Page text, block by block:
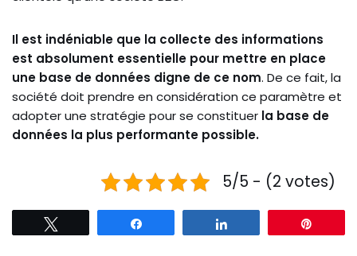
Il est indéniable que la collecte des informations
est absolument essentielle pour mettre en place
une base de données digne de ce nom. De ce fait, la
société doit prendre en considération ce paramètre et
adopter une stratégie pour se constituer la base de
données la plus performante possible.
5/5 - (2 votes)